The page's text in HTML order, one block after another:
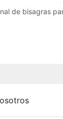
de bisagras